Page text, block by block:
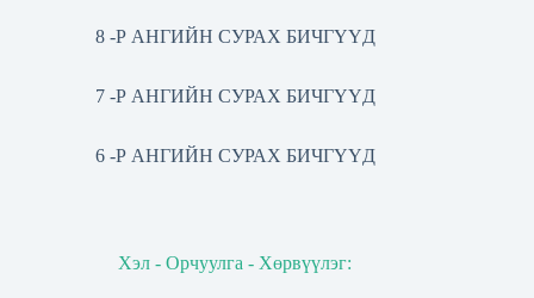
8 -Р АНГИЙН СУРАХ БИЧГҮҮД
7 -Р АНГИЙН СУРАХ БИЧГҮҮД
6 -Р АНГИЙН СУРАХ БИЧГҮҮД
Хэл - Орчуулга - Хөрвүүлэг: